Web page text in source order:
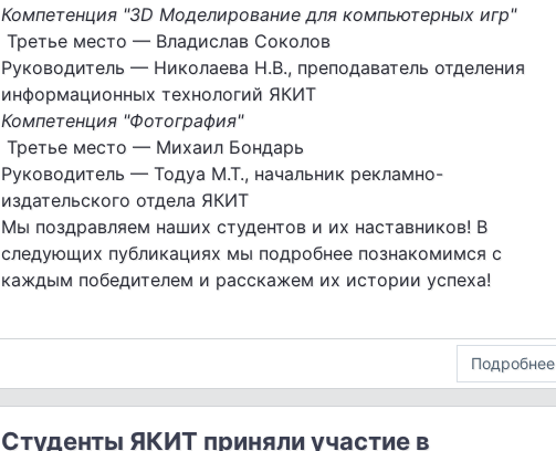
Компетенция "3D Моделирование для компьютерных игр"
Третье место — Владислав Соколов
Руководитель — Николаева Н.В., преподаватель отделения
информационных технологий ЯКИТ
Компетенция "Фотография"
Третье место — Михаил Бондарь
Руководитель — Тодуа М.Т., начальник рекламно-
издательского отдела ЯКИТ
Мы поздравляем наших студентов и их наставников! В
следующих публикациях мы подробнее познакомимся с
каждым победителем и расскажем их истории успеха!
Подробнее
Студенты ЯКИТ приняли участие в